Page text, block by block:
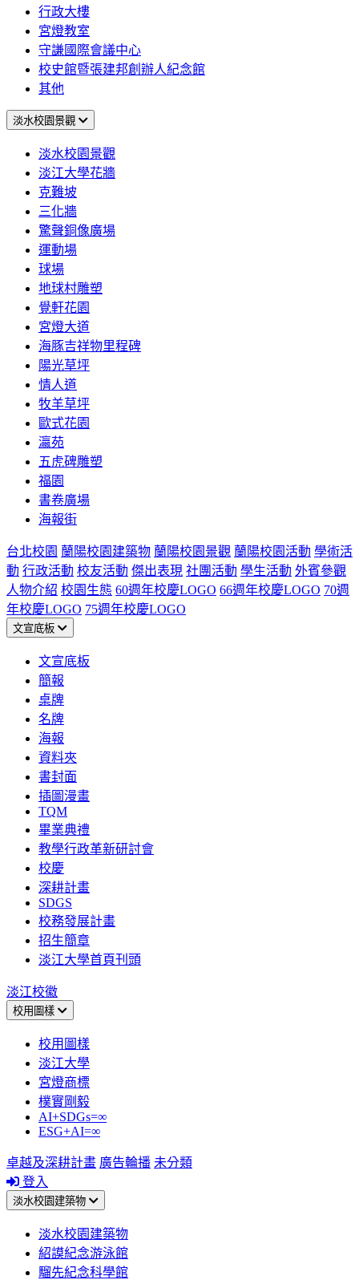
行政大樓
宮燈教室
守謙國際會議中心
校史館暨張建邦創辦人紀念館
其他
淡水校園景觀
淡水校園景觀
淡江大學花牆
克難坡
三化牆
驚聲銅像廣場
運動場
球場
地球村雕塑
覺軒花園
宮燈大道
海豚吉祥物里程碑
陽光草坪
情人道
牧羊草坪
歐式花園
瀛苑
五虎碑雕塑
福園
書卷廣場
海報街
台北校園 蘭陽校園建築物 蘭陽校園景觀 蘭陽校園活動 學術活
動 行政活動 校友活動 傑出表現 社團活動 學生活動 外賓參觀
人物介紹 校園生態 60週年校慶LOGO 66週年校慶LOGO 70週
年校慶LOGO 75週年校慶LOGO
文宣底板
文宣底板
簡報
桌牌
名牌
海報
資料夾
書封面
插圖漫畫
TQM
畢業典禮
教學行政革新研討會
校慶
深耕計畫
SDGS
校務發展計畫
招生簡章
淡江大學首頁刊頭
淡江校徽
校用圖樣
校用圖樣
淡江大學
宮燈商標
樸實剛毅
AI+SDGs=∞
ESG+AI=∞
卓越及深耕計畫 廣告輪播 未分類
登入
淡水校園建築物
淡水校園建築物
紹謨紀念游泳館
騮先紀念科學館